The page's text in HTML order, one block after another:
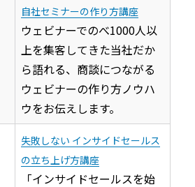
自社セミナーの作り方講座
ウェビナーでのべ1000人以
上を集客してきた当社だか
ら語れる、商談につながる
ウェビナーの作り方ノウハ
ウをお伝えします。
失敗しない インサイドセールス
の立ち上げ方講座
「インサイドセールスを始